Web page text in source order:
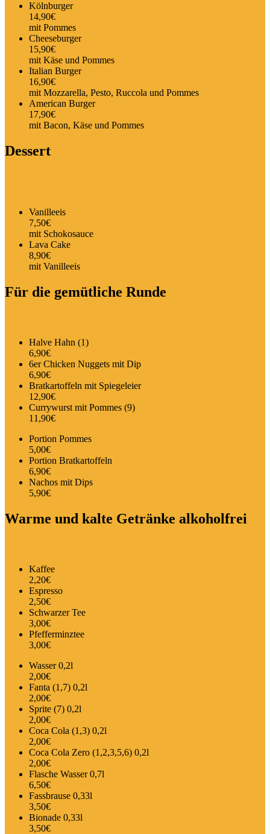
Kölnburger
14,90€
mit Pommes
Cheeseburger
15,90€
mit Käse und Pommes
Italian Burger
16,90€
mit Mozzarella, Pesto, Ruccola und Pommes
American Burger
17,90€
mit Bacon, Käse und Pommes
Dessert
Vanilleeis
7,50€
mit Schokosauce
Lava Cake
8,90€
mit Vanilleeis
Für die gemütliche Runde
Halve Hahn (1)
6,90€
6er Chicken Nuggets mit Dip
6,90€
Bratkartoffeln mit Spiegeleier
12,90€
Currywurst mit Pommes (9)
11,90€
Portion Pommes
5,00€
Portion Bratkartoffeln
6,90€
Nachos mit Dips
5,90€
Warme und kalte Getränke alkoholfrei
Kaffee
2,20€
Espresso
2,50€
Schwarzer Tee
3,00€
Pfefferminztee
3,00€
Wasser 0,2l
2,00€
Fanta (1,7) 0,2l
2,00€
Sprite (7) 0,2l
2,00€
Coca Cola (1,3) 0,2l
2,00€
Coca Cola Zero (1,2,3,5,6) 0,2l
2,00€
Flasche Wasser 0,7l
6,50€
Fassbrause 0,33l
3,50€
Bionade 0,33l
3,50€